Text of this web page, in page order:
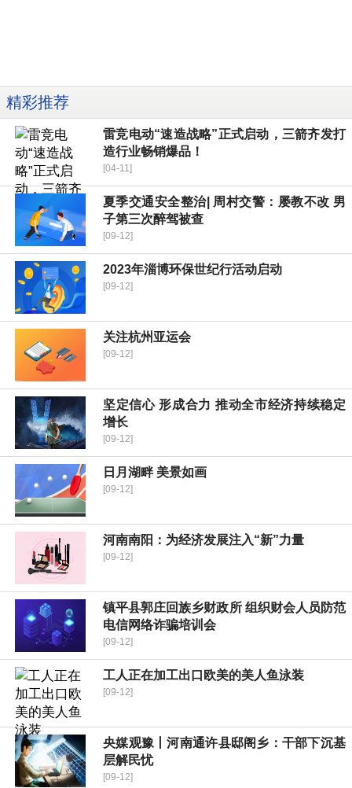
精彩推荐
雷竞电动“速造战略”正式启动，三箭齐发打
造行业畅销爆品！
[04-11]
夏季交通安全整治| 周村交警：屡教不改 男
子第三次醉驾被查
[09-12]
2023年淄博环保世纪行活动启动
[09-12]
关注杭州亚运会
[09-12]
坚定信心 形成合力 推动全市经济持续稳定
增长
[09-12]
日月湖畔 美景如画
[09-12]
河南南阳：为经济发展注入“新”力量
[09-12]
镇平县郭庄回族乡财政所 组织财会人员防范
电信网络诈骗培训会
[09-12]
工人正在加工出口欧美的美人鱼泳装
[09-12]
央媒观豫丨河南通许县邸阁乡：干部下沉基
层解民忧
[09-12]